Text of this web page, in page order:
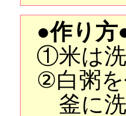
●作り方
①米は
②白粥を
釜に洗